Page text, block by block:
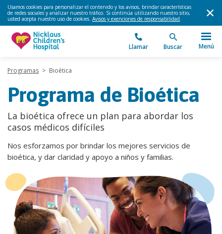
Usamos cookies para personalizar el contenido y los avisos, brindar características
de redes sociales y analizar nuestro tráfico. Si continúa utilizando nuestro sitio,
usted acepta nuestro uso de cookies. Avisos y exenciones de responsabilidad.
Llamar Buscar Menú
Programas > Bioética
Programa de Bioética
La bioética ofrece un plan para abordar los
casos médicos difíciles
Nos esforzamos por brindar los mejores servicios de
bioética, y dar claridad y apoyo a niños y familias.